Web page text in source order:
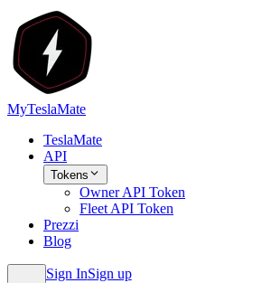
MyTeslaMate
TeslaMate
API
Tokens
Owner API Token
Fleet API Token
Prezzi
Blog
Sign InSign up